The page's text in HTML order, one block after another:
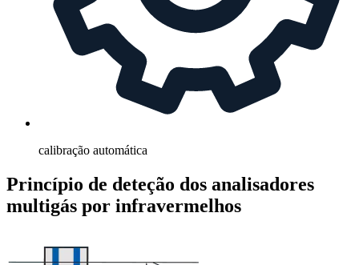
calibração automática
Princípio de deteção dos analisadores
multigás por infravermelhos